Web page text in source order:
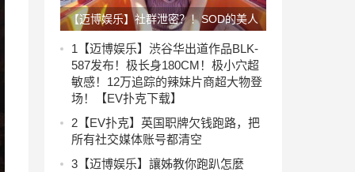
【迈博娱乐】社群泄密？！SOD的美人
鱼「青木桃」不做了？【EV扑克下
载】
1 【迈博娱乐】渋谷华出道作品BLK-
587发布！极长身180CM！极小穴超
敏感！12万追踪的辣妹片商超大物登
场！【EV扑克下载】
2 【EV扑克】英国职牌欠钱跑路，把
所有社交媒体账号都清空
3 【迈博娱乐】讓姊教你跑趴怎麼